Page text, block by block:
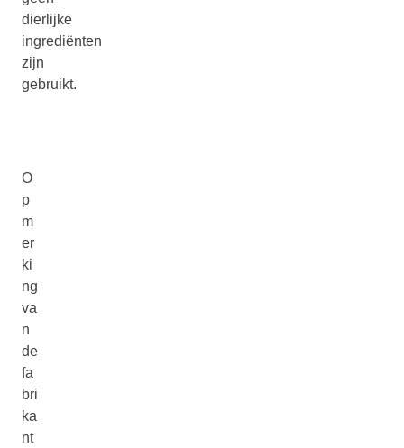
dierlijke
ingrediënten
zijn
gebruikt.
O
p
m
er
ki
ng
va
n
de
fa
bri
ka
nt